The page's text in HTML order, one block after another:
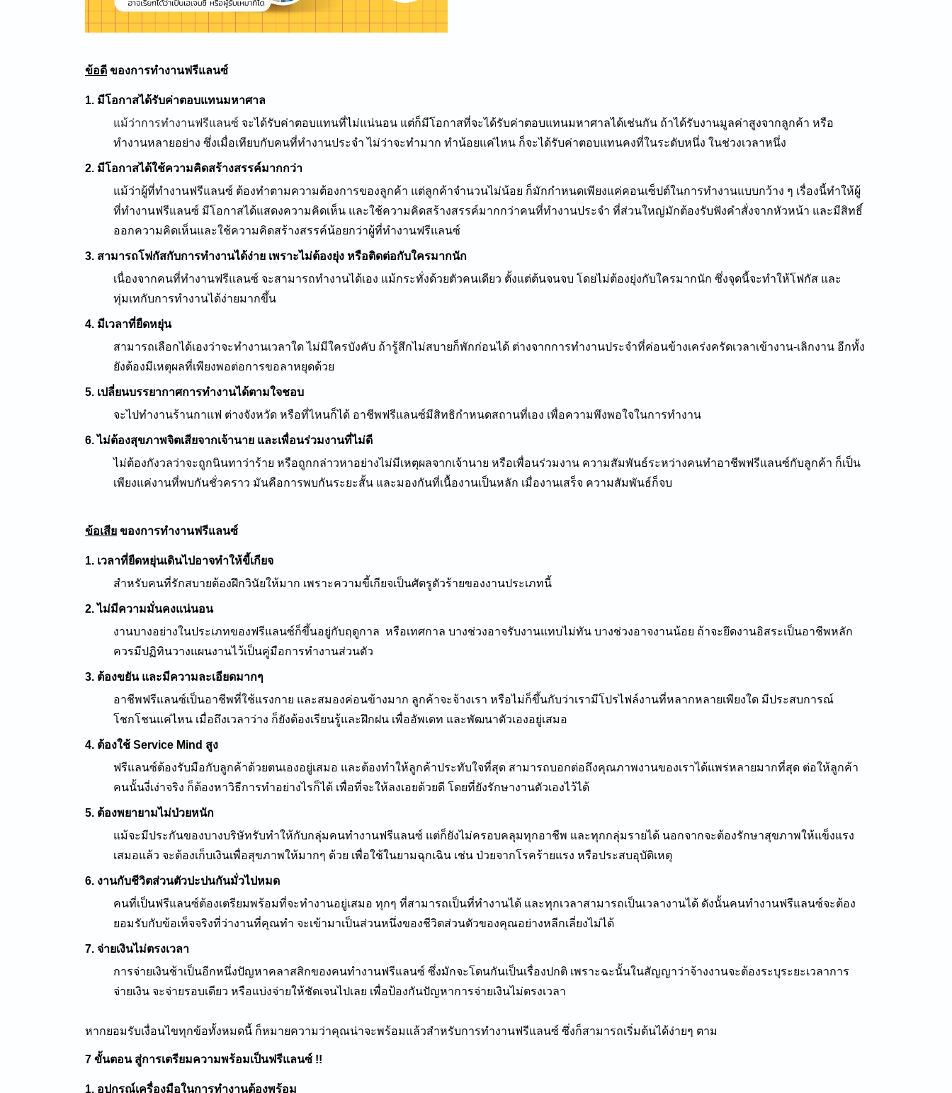
ข้อดี ของการทำงานฟรีแลนซ์
1. มีโอกาสได้รับค่าตอบแทนมหาศาล
แม้ว่าการทำงานฟรีแลนซ์ จะได้รับค่าตอบแทนที่ไม่แน่นอน แต่ก็มีโอกาสที่จะได้รับค่าตอบแทนมหาศาลได้เช่นกัน ถ้าได้รับงานมูลค่าสูงจากลูกค้า หรือ
ทำงานหลายอย่าง ซึ่งเมื่อเทียบกับคนที่ทำงานประจำ ไม่ว่าจะทำมาก ทำน้อยแค่ไหน ก็จะได้รับค่าตอบแทนคงที่ในระดับหนึ่ง ในช่วงเวลาหนึ่ง
2. มีโอกาสได้ใช้ความคิดสร้างสรรค์มากกว่า
แม้ว่าผู้ที่ทำงานฟรีแลนซ์ ต้องทำตามความต้องการของลูกค้า แต่ลูกค้าจำนวนไม่น้อย ก็มักกำหนดเพียงแค่คอนเซ็ปต์ในการทำงานแบบกว้าง ๆ เรื่องนี้ทำให้ผู้
ที่ทำงานฟรีแลนซ์ มีโอกาสได้แสดงความคิดเห็น และใช้ความคิดสร้างสรรค์มากกว่าคนที่ทำงานประจำ ที่ส่วนใหญ่มักต้องรับฟังคำสั่งจากหัวหน้า และมีสิทธิ์
ออกความคิดเห็นและใช้ความคิดสร้างสรรค์น้อยกว่าผู้ที่ทำงานฟรีแลนซ์
3. สามารถโฟกัสกับการทำงานได้ง่าย เพราะไม่ต้องยุ่ง หรือติดต่อกับใครมากนัก
เนื่องจากคนที่ทำงานฟรีแลนซ์ จะสามารถทำงานได้เอง แม้กระทั่งด้วยตัวคนเดียว ตั้งแต่ต้นจนจบ โดยไม่ต้องยุ่งกับใครมากนัก ซึ่งจุดนี้จะทำให้โฟกัส และ
ทุ่มเทกับการทำงานได้ง่ายมากขึ้น
4. มีเวลาที่ยืดหยุ่น
สามารถเลือกได้เองว่าจะทำงานเวลาใด ไม่มีใครบังคับ ถ้ารู้สึกไม่สบายก็พักก่อนได้ ต่างจากการทำงานประจำที่ค่อนข้างเคร่งครัดเวลาเข้างาน-เลิกงาน อีกทั้ง
ยังต้องมีเหตุผลที่เพียงพอต่อการขอลาหยุดด้วย
5. เปลี่ยนบรรยากาศการทำงานได้ตามใจชอบ
จะไปทำงานร้านกาแฟ ต่างจังหวัด หรือที่ไหนก็ได้ อาชีพฟรีแลนซ์มีสิทธิกำหนดสถานที่เอง เพื่อความพึงพอใจในการทำงาน
6. ไม่ต้องสุขภาพจิตเสียจากเจ้านาย และเพื่อนร่วมงานที่ไม่ดี
ไม่ต้องกังวลว่าจะถูกนินทาว่าร้าย หรือถูกกล่าวหาอย่างไม่มีเหตุผลจากเจ้านาย หรือเพื่อนร่วมงาน ความสัมพันธ์ระหว่างคนทำอาชีพฟรีแลนซ์กับลูกค้า ก็เป็น
เพียงแค่งานที่พบกันชั่วคราว มันคือการพบกันระยะสั้น และมองกันที่เนื้องานเป็นหลัก เมื่องานเสร็จ ความสัมพันธ์ก็จบ
ข้อเสีย ของการทำงานฟรีแลนซ์
1. เวลาที่ยืดหยุ่นเดินไปอาจทำให้ขี้เกียจ
สำหรับคนที่รักสบายต้องฝึกวินัยให้มาก เพราะความขี้เกียจเป็นศัตรูตัวร้ายของงานประเภทนี้
2. ไม่มีความมั่นคงแน่นอน
งานบางอย่างในประเภทของฟรีแลนซ์ก็ขึ้นอยู่กับฤดูกาล หรือเทศกาล บางช่วงอาจรับงานแทบไม่ทัน บางช่วงอาจงานน้อย ถ้าจะยึดงานอิสระเป็นอาชีพหลัก
ควรมีปฏิทินวางแผนงานไว้เป็นคู่มือการทำงานส่วนตัว
3. ต้องขยัน และมีความละเอียดมากๆ
อาชีพฟรีแลนซ์เป็นอาชีพที่ใช้แรงกาย และสมองค่อนข้างมาก ลูกค้าจะจ้างเรา หรือไม่ก็ขึ้นกับว่าเรามีโปรไฟล์งานที่หลากหลายเพียงใด มีประสบการณ์
โชกโชนแค่ไหน เมื่อถึงเวลาว่าง ก็ยังต้องเรียนรู้และฝึกฝน เพื่ออัพเดท และพัฒนาตัวเองอยู่เสมอ
4. ต้องใช้ Service Mind สูง
ฟรีแลนซ์ต้องรับมือกับลูกค้าด้วยตนเองอยู่เสมอ และต้องทำให้ลูกค้าประทับใจที่สุด สามารถบอกต่อถึงคุณภาพงานของเราได้แพร่หลายมากที่สุด ต่อให้ลูกค้า
คนนั้นงี่เง่าจริง ก็ต้องหาวิธีการทำอย่างไรก็ได้ เพื่อที่จะให้ลงเอยด้วยดี โดยที่ยังรักษางานตัวเองไว้ได้
5. ต้องพยายามไม่ป่วยหนัก
แม้จะมีประกันของบางบริษัทรับทำให้กับกลุ่มคนทำงานฟรีแลนซ์ แต่ก็ยังไม่ครอบคลุมทุกอาชีพ และทุกกลุ่มรายได้ นอกจากจะต้องรักษาสุขภาพให้แข็งแรง
เสมอแล้ว จะต้องเก็บเงินเพื่อสุขภาพให้มากๆ ด้วย เพื่อใช้ในยามฉุกเฉิน เช่น ป่วยจากโรคร้ายแรง หรือประสบอุบัติเหตุ
6. งานกับชีวิตส่วนตัวปะปนกันมั่วไปหมด
คนที่เป็นฟรีแลนซ์ต้องเตรียมพร้อมที่จะทำงานอยู่เสมอ ทุกๆ ที่สามารถเป็นที่ทำงานได้ และทุกเวลาสามารถเป็นเวลางานได้ ดังนั้นคนทำงานฟรีแลนซ์จะต้อง
ยอมรับกับข้อเท็จจริงที่ว่างานที่คุณทำ จะเข้ามาเป็นส่วนหนึ่งของชีวิตส่วนตัวของคุณอย่างหลีกเลี่ยงไม่ได้
7. จ่ายเงินไม่ตรงเวลา
การจ่ายเงินช้าเป็นอีกหนึ่งปัญหาคลาสสิกของคนทำงานฟรีแลนซ์ ซึ่งมักจะโดนกันเป็นเรื่องปกติ เพราะฉะนั้นในสัญญาว่าจ้างงานจะต้องระบุระยะเวลาการ
จ่ายเงิน จะจ่ายรอบเดียว หรือแบ่งจ่ายให้ชัดเจนไปเลย เพื่อป้องกันปัญหาการจ่ายเงินไม่ตรงเวลา
หากยอมรับเงื่อนไขทุกข้อทั้งหมดนี้ ก็หมายความว่าคุณน่าจะพร้อมแล้วสำหรับการทำงานฟรีแลนซ์ ซึ่งก็สามารถเริ่มต้นได้ง่ายๆ ตาม
7 ขั้นตอน สู่การเตรียมความพร้อมเป็นฟรีแลนซ์ !!
1. อุปกรณ์เครื่องมือในการทำงานต้องพร้อม